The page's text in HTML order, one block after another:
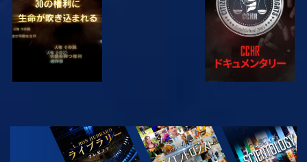
観る シリーズを探求